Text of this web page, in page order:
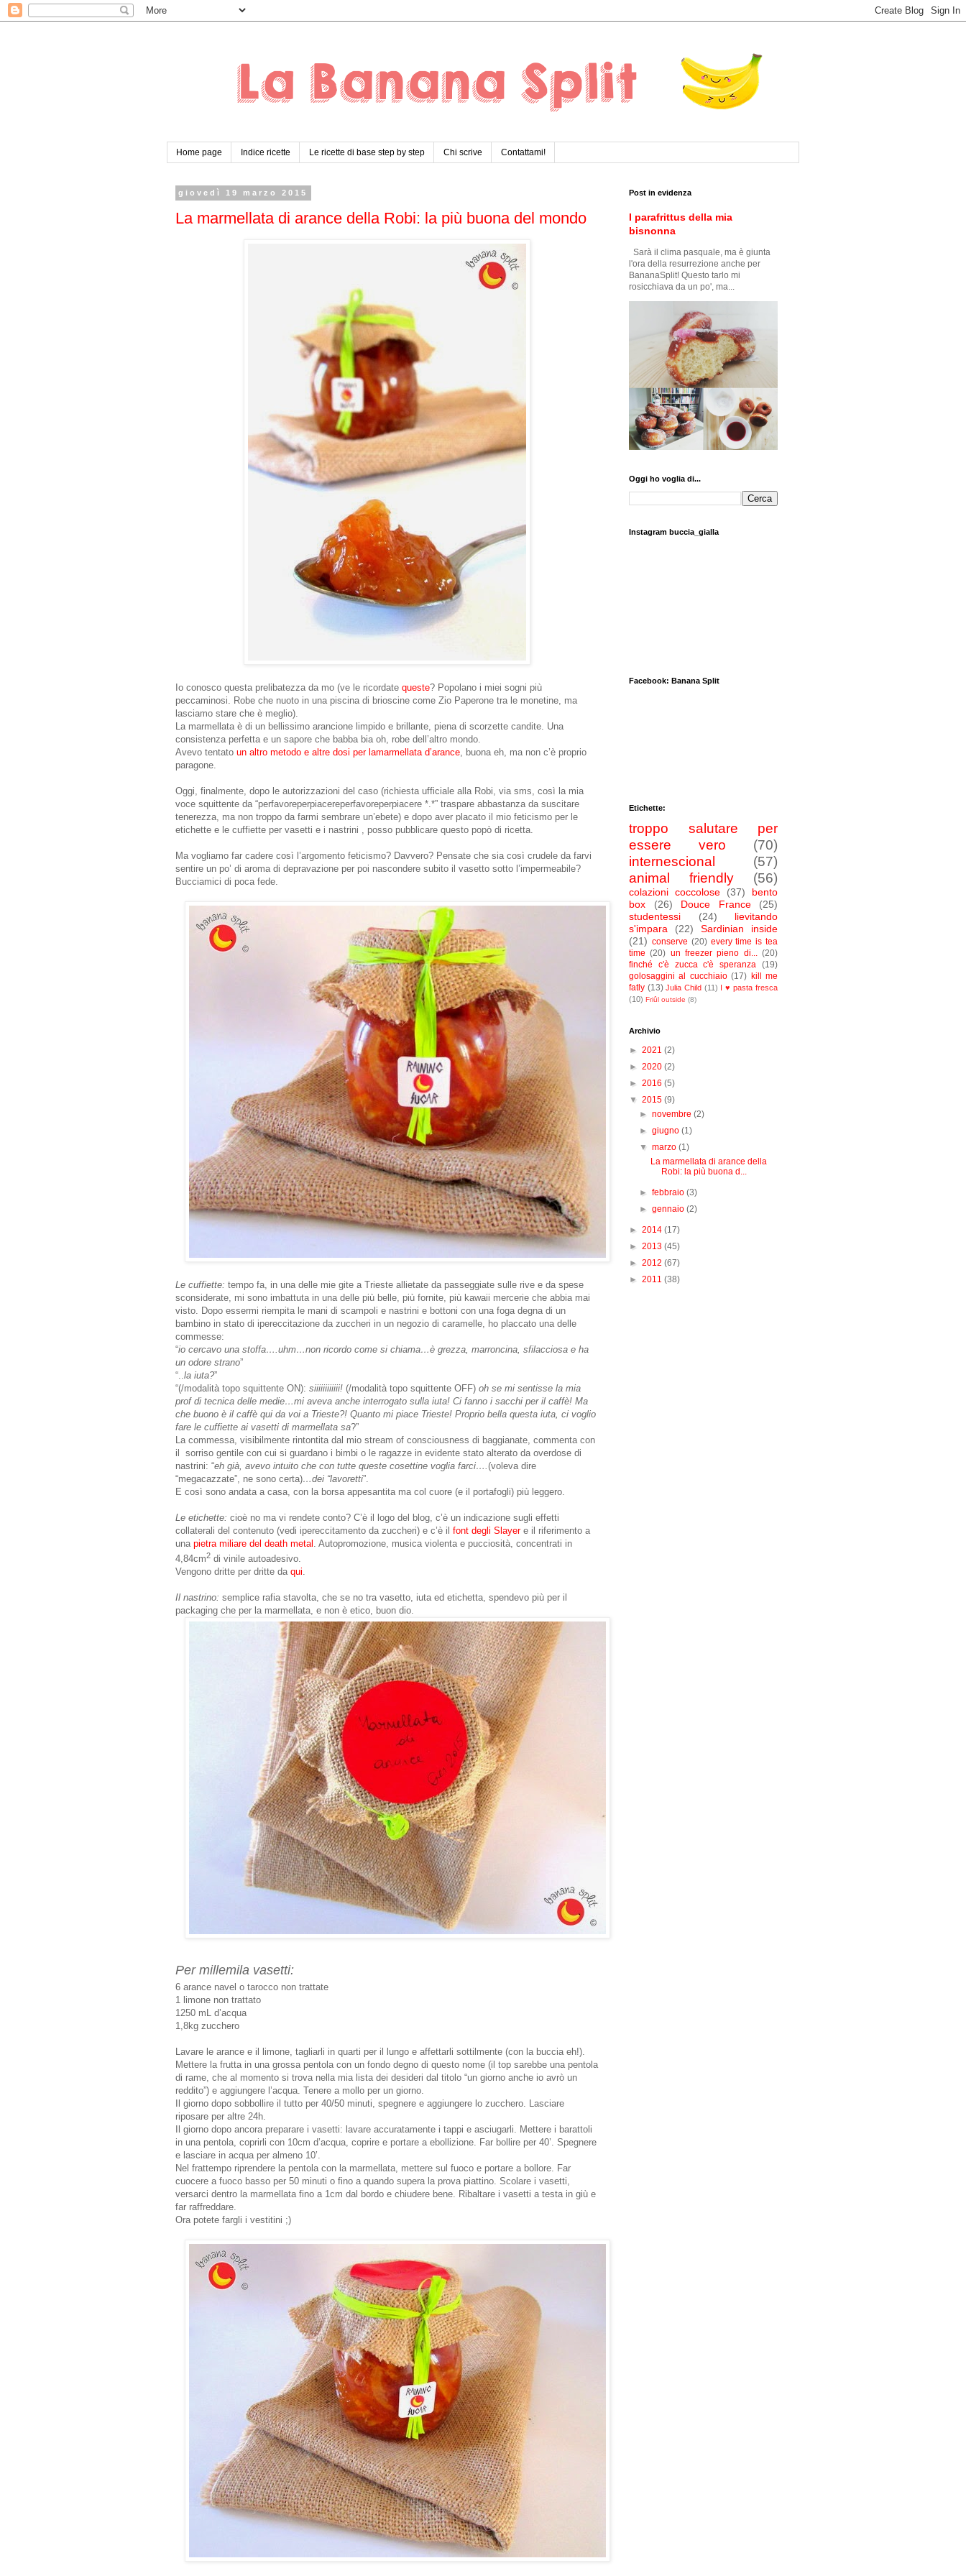
Home page Indice ricette Le ricette di base step by step Chi scrive Contattami!
giovedì 19 marzo 2015
La marmellata di arance della Robi: la più buona del mondo
Io conosco questa prelibatezza da mo (ve le ricordate queste? Popolano i miei sogni più
peccaminosi. Robe che nuoto in una piscina di brioscine come Zio Paperone tra le monetine, ma
lasciamo stare che è meglio).
La marmellata è di un bellissimo arancione limpido e brillante, piena di scorzette candite. Una
consistenza perfetta e un sapore che babba bia oh, robe dell’altro mondo.
Avevo tentato un altro metodo e altre dosi per lamarmellata d’arance, buona eh, ma non c’è proprio
paragone.
Oggi, finalmente, dopo le autorizzazioni del caso (richiesta ufficiale alla Robi, via sms, così la mia
voce squittente da “perfavoreperpiacereperfavoreperpiacere *.*” traspare abbastanza da suscitare
tenerezza, ma non troppo da farmi sembrare un’ebete) e dopo aver placato il mio feticismo per le
etichette e le cuffiette per vasetti e i nastrini , posso pubblicare questo popò di ricetta.
Ma vogliamo far cadere così l’argomento feticismo? Davvero? Pensate che sia così crudele da farvi
sentire un po’ di aroma di depravazione per poi nascondere subito il vasetto sotto l’impermeabile?
Bucciamici di poca fede.
Le cuffiette: tempo fa, in una delle mie gite a Trieste allietate da passeggiate sulle rive e da spese
sconsiderate, mi sono imbattuta in una delle più belle, più fornite, più kawaii mercerie che abbia mai
visto. Dopo essermi riempita le mani di scampoli e nastrini e bottoni con una foga degna di un
bambino in stato di ipereccitazione da zuccheri in un negozio di caramelle, ho placcato una delle
commesse:
“io cercavo una stoffa….uhm…non ricordo come si chiama…è grezza, marroncina, sfilacciosa e ha
un odore strano”
“..la iuta?”
“(/modalità topo squittente ON): siiiiiiiiiiii! (/modalità topo squittente OFF) oh se mi sentisse la mia
prof di tecnica delle medie…mi aveva anche interrogato sulla iuta! Ci fanno i sacchi per il caffè! Ma
che buono è il caffè qui da voi a Trieste?! Quanto mi piace Trieste! Proprio bella questa iuta, ci voglio
fare le cuffiette ai vasetti di marmellata sa?”
La commessa, visibilmente rintontita dal mio stream of consciousness di baggianate, commenta con
il sorriso gentile con cui si guardano i bimbi o le ragazze in evidente stato alterato da overdose di
nastrini: “eh già, avevo intuito che con tutte queste cosettine voglia farci….(voleva dire
“megacazzate”, ne sono certa)…dei “lavoretti”.
E così sono andata a casa, con la borsa appesantita ma col cuore (e il portafogli) più leggero.
Le etichette: cioè no ma vi rendete conto? C’è il logo del blog, c’è un indicazione sugli effetti
collaterali del contenuto (vedi ipereccitamento da zuccheri) e c’è il font degli Slayere il riferimento a
una pietra miliare del death metal . Autopromozione, musica violenta e pucciosità, concentrati in
4,84cm2 di vinile autoadesivo.
Vengono dritte per dritte da qui.
Il nastrino: semplice rafia stavolta, che se no tra vasetto, iuta ed etichetta, spendevo più per il
packaging che per la marmellata, e non è etico, buon dio.
Per millemila vasetti:
6 arance navel o tarocco non trattate
1 limone non trattato
1250 mL d’acqua
1,8kg zucchero
Lavare le arance e il limone, tagliarli in quarti per il lungo e affettarli sottilmente (con la buccia eh!).
Mettere la frutta in una grossa pentola con un fondo degno di questo nome (il top sarebbe una pentola
di rame, che al momento si trova nella mia lista dei desideri dal titolo “un giorno anche io avrò un
reddito”) e aggiungere l’acqua. Tenere a mollo per un giorno.
Il giorno dopo sobbollire il tutto per 40/50 minuti, spegnere e aggiungere lo zucchero. Lasciare
riposare per altre 24h.
Il giorno dopo ancora preparare i vasetti: lavare accuratamente i tappi e asciugarli. Mettere i barattoli
in una pentola, coprirli con 10cm d’acqua, coprire e portare a ebollizione. Far bollire per 40’. Spegnere
e lasciare in acqua per almeno 10’.
Nel frattempo riprendere la pentola con la marmellata, mettere sul fuoco e portare a bollore. Far
cuocere a fuoco basso per 50 minuti o fino a quando supera la prova piattino. Scolare i vasetti,
versarci dentro la marmellata fino a 1cm dal bordo e chiudere bene. Ribaltare i vasetti a testa in giù e
far raffreddare.
Ora potete fargli i vestitini ;)
Post in evidenza
I parafrittus della mia
bisnonna
Sarà il clima pasquale, ma è giunta
l'ora della resurrezione anche per
BananaSplit! Questo tarlo mi
rosicchiava da un po', ma...
Oggi ho voglia di...
Instagram buccia_gialla
Facebook: Banana Split
Etichette:
troppo salutare per
essere vero
(70)
internescional
(57)
animal friendly
(56)
colazioni coccolose (37)
bento
box
(26) Douce France
(25)
studentessi
(24)
lievitando
s'impara
(22)
Sardinian inside
(21) conserve (20) every time is tea
time (20) un freezer pieno di... (20)
finché c'è zucca c'è speranza (19)
golosaggini al cucchiaio (17) kill me
fatly (13) Julia Child (11)
I ♥ pasta fresca
(10) Friûl outside (8)
Archivio
► 2021 (2)
► 2020 (2)
► 2016 (5)
▼ 2015 (9)
►novembre(2)
►giugno(1)
▼marzo(1)
La marmellata di arance della
Robi: la più buona d...
►febbraio(3)
►gennaio(2)
► 2014 (17)
► 2013 (45)
► 2012 (67)
► 2011 (38)